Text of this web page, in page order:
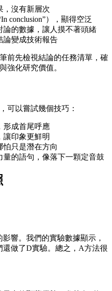
，沒有新層次
conclusion”），顯得空泛
論的數據，讓人摸不著頭緒
論變成技術報告
前先檢視結論的任務清單，確
強化研究價值。
可以嘗試幾個技巧：
形成首尾呼應
讓印象更鮮明
怕只是潛在方向
量的語句，像落下一顆定音鼓
響。我們的實驗數據顯示，
做了D實驗。總之，A方法很